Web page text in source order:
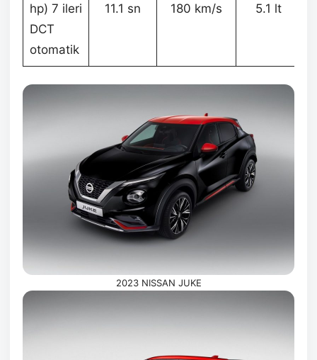
hp) 7 ileri
DCT
otomatik
11.1 sn 180 km/s 5.1 lt
2023 NISSAN JUKE